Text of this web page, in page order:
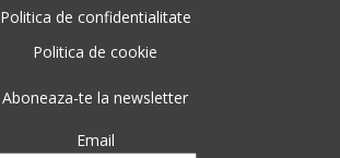
Politica de confidentialitate
Politica de cookie
Aboneaza-te la newsletter
Email